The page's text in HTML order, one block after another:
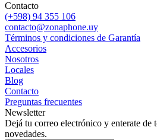
Contacto
(+598) 94 355 106
contacto@zonaphone.uy
Términos y condiciones de Garantía
Accesorios
Nosotros
Locales
Blog
Contacto
Preguntas frecuentes
Newsletter
Dejá tu correo electrónico y enterate de
novedades.